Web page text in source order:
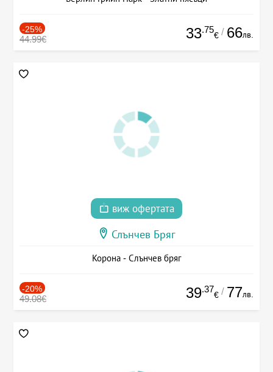
-25%
44.99€ 33.75
€ / 66лв.
виж офертата
Слънчев Бряг
Корона - Слънчев бряг
-20%
49.08€ 39.37
€ / 77лв.